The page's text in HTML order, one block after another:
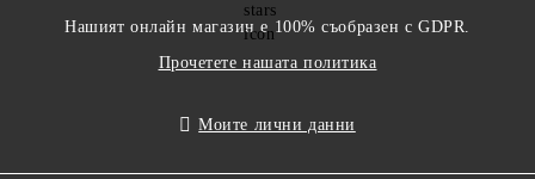
Нашият онлайн магазин е 100% съобразен с GDPR.
Прочетете нашата политика
Моите лични данни